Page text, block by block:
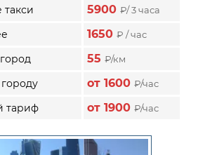
5900₽/ 3 часа
1650₽ / час
55₽/км
от 1600₽/час
тариф от 1900₽/час